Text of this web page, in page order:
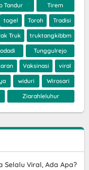
Tandur Tirem
togel Toroh Tradisi
Truk truktangkibbm
Tunggulrejo
Vaksinasi viral
widuri Wirosari
Ziarahleluhur
Selalu Viral, Ada Apa?